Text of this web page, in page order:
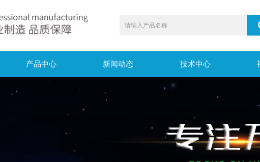
产品中心 新闻动态 技术中心